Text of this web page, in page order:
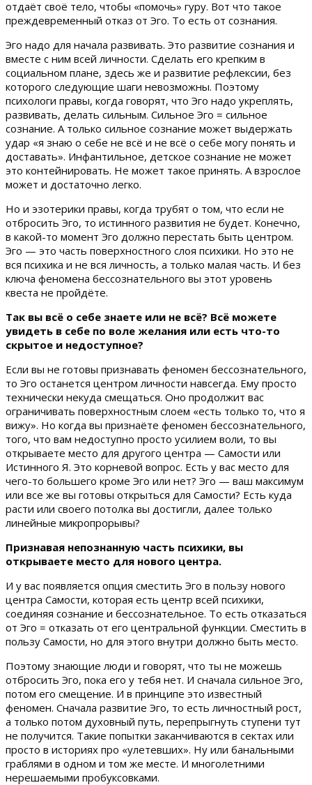
отдаёт своё тело, чтобы «помочь» гуру. Вот что такое
преждевременный отказ от Эго. То есть от сознания.
Эго надо для начала развивать. Это развитие сознания и
вместе с ним всей личности. Сделать его крепким в
социальном плане, здесь же и развитие рефлексии, без
которого следующие шаги невозможны. Поэтому
психологи правы, когда говорят, что Эго надо укреплять,
развивать, делать сильным. Сильное Эго = сильное
сознание. А только сильное сознание может выдержать
удар «я знаю о себе не всё и не всё о себе могу понять и
доставать». Инфантильное, детское сознание не может
это контейнировать. Не может такое принять. А взрослое
может и достаточно легко.
Но и эзотерики правы, когда трубят о том, что если не
отбросить Эго, то истинного развития не будет. Конечно,
в какой-то момент Эго должно перестать быть центром.
Эго — это часть поверхностного слоя психики. Но это не
вся психика и не вся личность, а только малая часть. И без
ключа феномена бессознательного вы этот уровень
квеста не пройдёте.
Так вы всё о себе знаете или не всё? Всё можете
увидеть в себе по воле желания или есть что-то
скрытое и недоступное?
Если вы не готовы признавать феномен бессознательного,
то Эго останется центром личности навсегда. Ему просто
технически некуда смещаться. Оно продолжит вас
ограничивать поверхностным слоем «есть только то, что я
вижу». Но когда вы признаёте феномен бессознательного,
того, что вам недоступно просто усилием воли, то вы
открываете место для другого центра — Самости или
Истинного Я. Это корневой вопрос. Есть у вас место для
чего-то большего кроме Эго или нет? Эго — ваш максимум
или все же вы готовы открыться для Самости? Есть куда
расти или своего потолка вы достигли, далее только
линейные микропрорывы?
Признавая непознанную часть психики, вы
открываете место для нового центра.
И у вас появляется опция сместить Эго в пользу нового
центра Самости, которая есть центр всей психики,
соединяя сознание и бессознательное. То есть отказаться
от Эго = отказать от его центральной функции. Сместить в
пользу Самости, но для этого внутри должно быть место.
Поэтому знающие люди и говорят, что ты не можешь
отбросить Эго, пока его у тебя нет. И сначала сильное Эго,
потом его смещение. И в принципе это известный
феномен. Сначала развитие Эго, то есть личностный рост,
а только потом духовный путь, перепрыгнуть ступени тут
не получится. Такие попытки заканчиваются в сектах или
просто в историях про «улетевших». Ну или банальными
граблями в одном и том же месте. И многолетними
нерешаемыми пробуксовками.